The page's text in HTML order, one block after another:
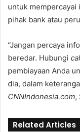
untuk mempercayai
pihak bank atau
“Jangan percaya
beredar. Hubungi
pembiayaan Anda
dia, dalam
CNNIndonesia.com,
Related Articles